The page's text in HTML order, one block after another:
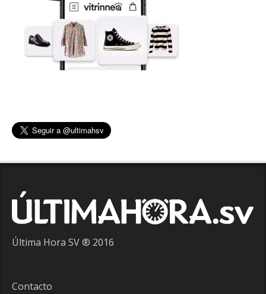
Última Hora SV ® 2016
Contacto